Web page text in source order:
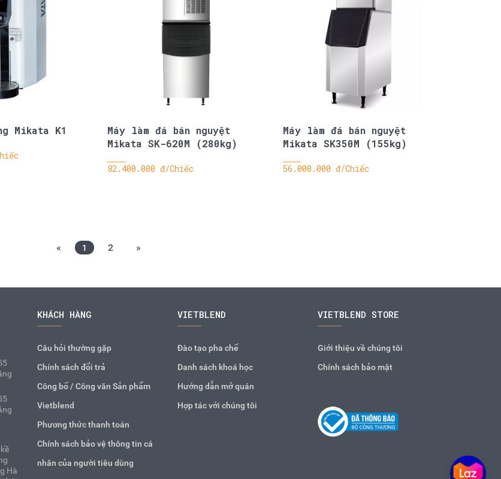
Mikata K1
Máy làm đá bán nguyệt
Mikata SK-620M (280kg)
82.400.000 đ/Chiếc
Máy làm đá bán nguyệt
Mikata SK350M (155kg)
56.000.000 đ/Chiếc
« 1 2 »
Hà
KHÁCH HÀNG
Câu hỏi thường gặp
Chính sách đổi trả
Công bố / Công văn Sản phẩm
Vietblend
Phương thức thanh toán
Chính sách bảo vệ thông tin cá
nhân của người tiêu dùng
VIETBLEND
Đào tạo pha chế
Danh sách khoá học
Hướng dẫn mở quán
Hợp tác với chúng tôi
VIETBLEND STORE
Giới thiệu về chúng tôi
Chính sách bảo mật